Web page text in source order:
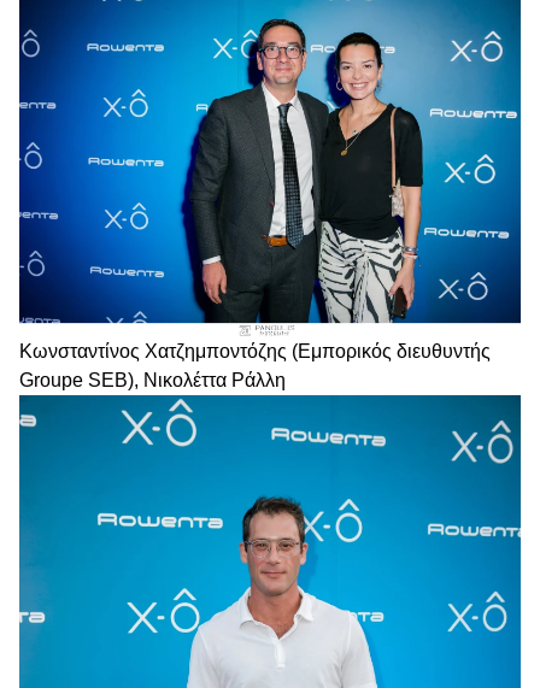
Κωνσταντίνος Χατζημποντόζης (Εμπορικός διευθυντής
Groupe SEB), Νικολέττα Ράλλη